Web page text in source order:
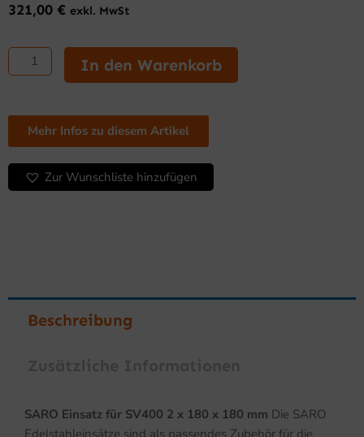
321,00 € exkl. MwSt
SARO
Einsatz
für
2
180
x
180
In den Warenkorb
Mehr Infos zu diesem Artikel
Zur Wunschliste hinzufügen
Beschreibung
SARO Einsatz für SV400 2 x 180 x 180 mm Die SARO
Edelstahleinsätze sind als passendes Zubehör für die